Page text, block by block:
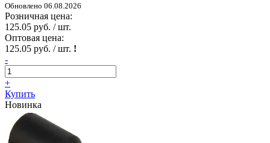
Обновлено 06.08.2026
Розничная цена:
125.05 руб. / шт.
Оптовая цена:
125.05 руб. / шт. !
-
+
Купить
Новинка